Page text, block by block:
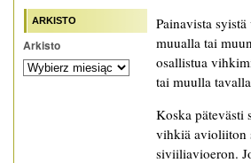
ARKISTO
Arkisto
Painavista
muualla tai
osallistua
tai muulla
Koska
vihkiä avioliiton
siviiliavioeron.